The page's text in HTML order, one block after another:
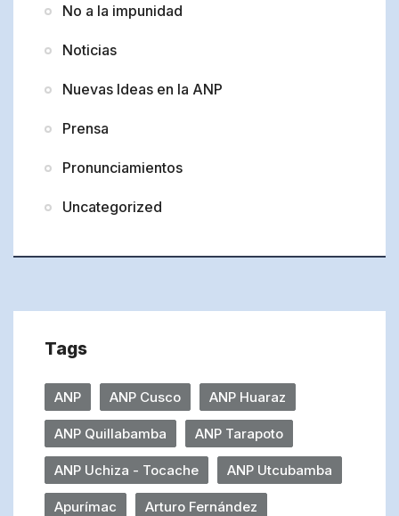
No a la impunidad
Noticias
Nuevas Ideas en la ANP
Prensa
Pronunciamientos
Uncategorized
Tags
ANP ANP Cusco ANP Huaraz
ANP Quillabamba ANP Tarapoto
ANP Uchiza - Tocache ANP Utcubamba
Apurímac Arturo Fernández